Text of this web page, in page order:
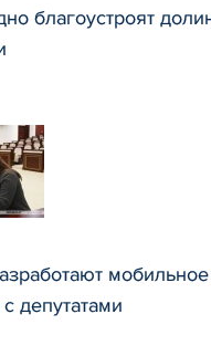
благоустроят
депутатами